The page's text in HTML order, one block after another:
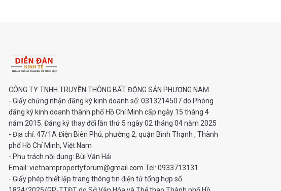
CÔNG TY TNHH TRUYỀN THÔNG BẤT ĐỘNG SẢN PHƯƠNG NAM
- Giấy chứng nhận đăng ký kinh doanh số: 0313214507 do Phòng
đăng ký kinh doanh thành phố Hồ Chí Minh cấp ngày 15 tháng 4
năm 2015. Đăng ký thay đổi lần thứ 5 ngày 02 tháng 04 năm 2025
- Địa chỉ: 47/1A Điện Biên Phủ, phường 2, quận Bình Thạnh , Thành
phố Hồ Chí Minh, Việt Nam
- Phụ trách nội dung: Bùi Văn Hải
Email: vietnampropertyforum@gmail.com Tel: ‭0933713131
- Giấy phép thiết lập trang thông tin điện tử tổng hợp số